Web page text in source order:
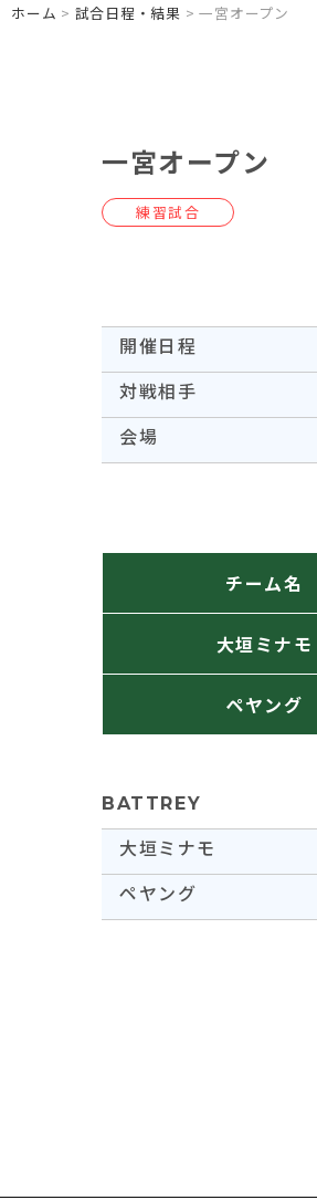
ホーム > 試合日程・結果 > 一宮オープン
一宮オープン
練習試合
開催日程
対戦相手
会場
チーム名
大垣ミナモ
ペヤング
BATTREY
大垣ミナモ
ペヤング